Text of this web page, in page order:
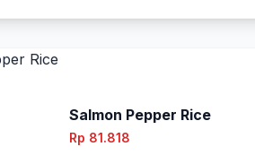
Salmon Pepper Rice
Rp 81.818